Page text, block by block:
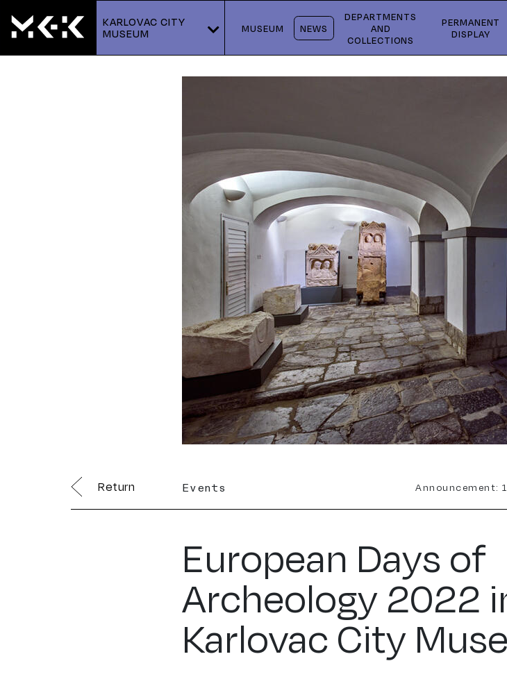
KARLOVAC CITY
MUSEUM
MUSEUM NEWS
DEPARTMENTS
AND
COLLECTIONS
PERMANENT
DISPLAY
Return Events Announcement:
European Days of
Archeology 2022
Karlovac City